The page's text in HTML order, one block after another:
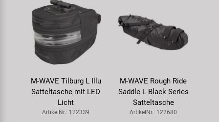
M-WAVE Tilburg L Illu
Satteltasche mit LED
Licht
ArtikelNr.: 122339
M-WAVE Rough Ride
Saddle L Black Series
Satteltasche
ArtikelNr.: 122680